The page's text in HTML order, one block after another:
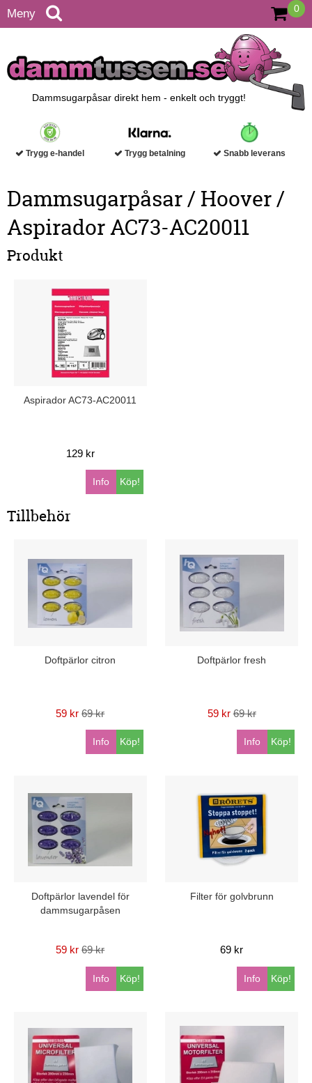
Meny 0
Dammsugarpåsar direkt hem - enkelt och tryggt!
Trygg e-handel Trygg betalning Snabb leverans
Dammsugarpåsar / Hoover /
Aspirador AC73-AC20011
Produkt
Aspirador AC73-AC20011
129 kr
Köp!
Info
Tillbehör
Doftpärlor citron
59 kr 69 kr
Köp!
Info
Doftpärlor fresh
59 kr 69 kr
Köp!
Info
Doftpärlor lavendel för
dammsugarpåsen
59 kr 69 kr
Köp!
Info
Filter för golvbrunn
69 kr
Köp!
Info